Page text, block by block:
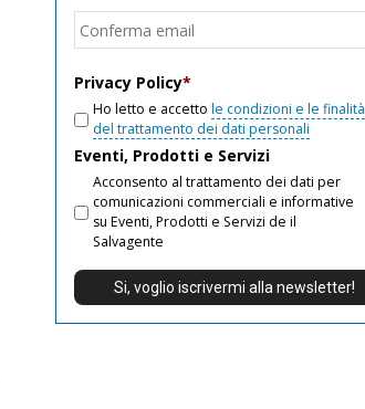
Privacy Policy*
Ho letto e accetto le condizioni e le finalità
del trattamento dei dati personali
Eventi, Prodotti e Servizi
Acconsento al trattamento dei dati per
comunicazioni commerciali e informative
su Eventi, Prodotti e Servizi de il
Salvagente